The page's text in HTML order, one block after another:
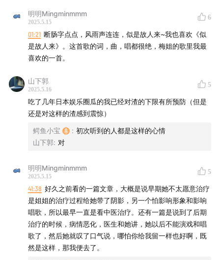
在本期，我们会聊到梅姐诸多精彩的人生故事：
·四岁登台养家到让肥姐盛赞好正的新人之路；
·背叛与遗憾：梅艳芳坎坷爱情路；
·巴掌事件引起的江湖争斗
·《千千阙歌》与《夕阳之歌》的宿命相遇
明明Mingminmmm
2025.5.15
6
01:21 断肠字点点，风雨声连连，似是故人来~我也喜欢《似
是故人来》。这首歌的词，曲，唱都很绝，梅姐的歌里我最
喜欢的一首。
山下郭
2025.5.16
5
吃了几年日本娱乐圈瓜的我已经对渣的下限有所预防（但是
还是对这样的渣感到震惊）
鳄鱼小宝 : 初次听到的人都是这样的心情
山下郭: 对
明明Mingminmmm
2025.5.15
5
41:38 好久之前看的一篇文章，大概是说早期她不太愿意治疗
是姐姐的治疗过程给她带了阴影，另一个怕影响形象和影响
唱歌，所以最早一直是看中医治疗。还有一篇是说到了后期
治疗的时候，病情恶化，医生和她讲，她以后不能演戏和唱
歌了，然后她就叹了口气说，哪怕你给我留一样也好啊，既
然是这样，那我便去了。